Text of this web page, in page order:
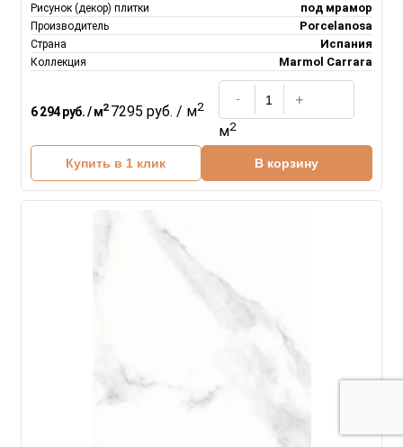
Рисунок (декор) плитки под мрамор
Производитель Porcelanosa
Страна Испания
Коллекция Marmol Carrara
6 294 руб. / м2 7295 руб. / м2
м2
Купить в 1 клик В корзину